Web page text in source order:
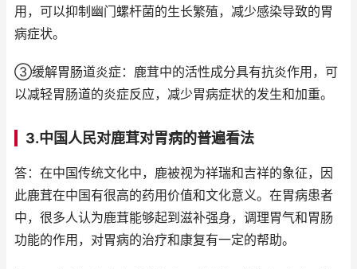
用，可以抑制幽门螺杆菌的生长繁殖，减少感染导致的胃
病症状。
③缓解胃肠道炎症：鹿茸中的活性成分具有抗炎作用，可
以减轻胃肠道的炎症反应，减少胃病症状的发生和加重。
3.中国人民对鹿茸对胃病的普遍看法
答：在中国传统文化中，鹿被视为祥瑞和吉祥的象征，因
此鹿茸在中国有很高的药用价值和文化意义。在胃病患者
中，很多人认为鹿茸能够起到滋补强身，调理胃气和胃肠
功能的作用，对胃病的治疗和康复有一定的帮助。